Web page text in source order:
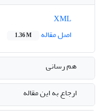
اصل مقاله
1.36 M
هم رسانی
ارجاع به این مقاله